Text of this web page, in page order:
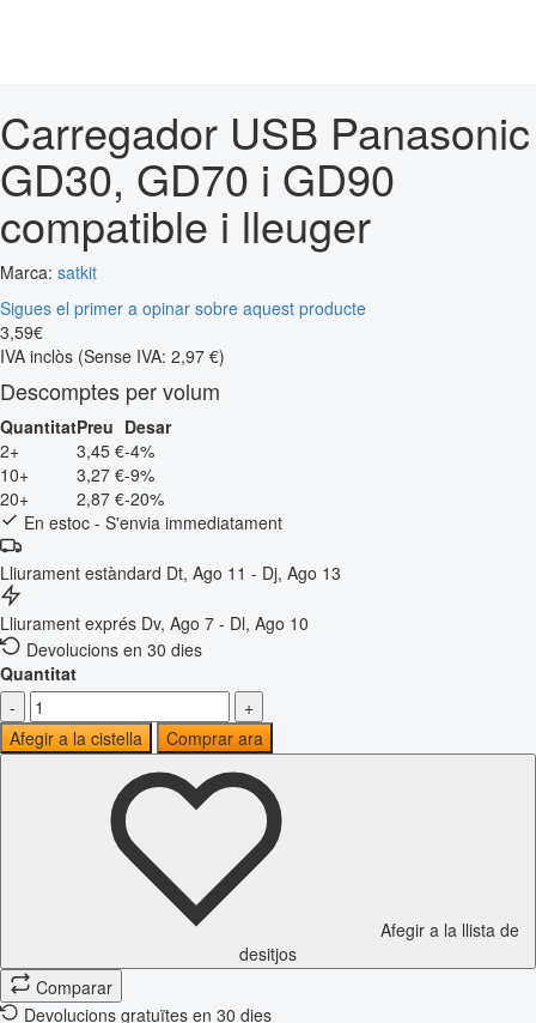
Carregador USB Panasonic
GD30, GD70 i GD90
compatible i lleuger
Marca: satkit
Sigues el primer a opinar sobre aquest producte
3,59€
IVA inclòs (Sense IVA: 2,97 €)
Descomptes per volum
QuantitatPreu Desar
2+
3,45 €-4%
10+
3,27 €-9%
20+
2,87 €-20%
En estoc - S'envia immediatament
Lliurament estàndard Dt, Ago 11 - Dj, Ago 13
Lliurament exprés Dv, Ago 7 - Dl, Ago 10
Devolucions en 30 dies
Quantitat
-
+
Afegir a la cistella
Comprar ara
Afegir a la llista de
desitjos
Comparar
Devolucions gratuïtes en 30 dies